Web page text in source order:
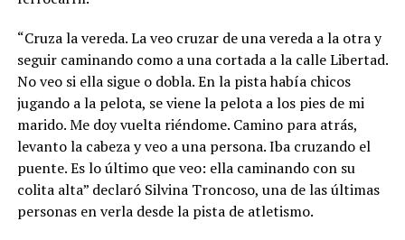
“Cruza la vereda. La veo cruzar de una vereda a la otra y
seguir caminando como a una cortada a la calle Libertad.
No veo si ella sigue o dobla. En la pista había chicos
jugando a la pelota, se viene la pelota a los pies de mi
marido. Me doy vuelta riéndome. Camino para atrás,
levanto la cabeza y veo a una persona. Iba cruzando el
puente. Es lo último que veo: ella caminando con su
colita alta” declaró Silvina Troncoso, una de las últimas
personas en verla desde la pista de atletismo.